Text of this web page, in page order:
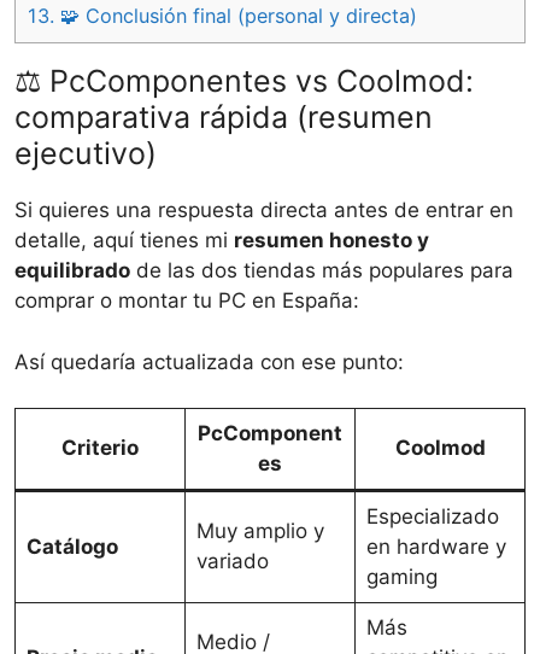
13. 🧩 Conclusión final (personal y directa)
⚖️ PcComponentes vs Coolmod:
comparativa rápida (resumen
ejecutivo)
Si quieres una respuesta directa antes de entrar en
detalle, aquí tienes mi resumen honesto y
equilibrado de las dos tiendas más populares para
comprar o montar tu PC en España:
Así quedaría actualizada con ese punto:
Criterio
PcComponent
es
Coolmod
Catálogo
Muy amplio y
variado
Especializado
en hardware y
gaming
Medio /
Más